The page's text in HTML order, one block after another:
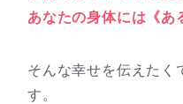
あなたの身体には《あ
そんな幸せを伝えたく
す。